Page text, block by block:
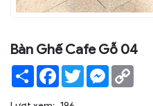
Bàn Ghế Cafe Gỗ 04
Share Facebook
TwitterMessenger